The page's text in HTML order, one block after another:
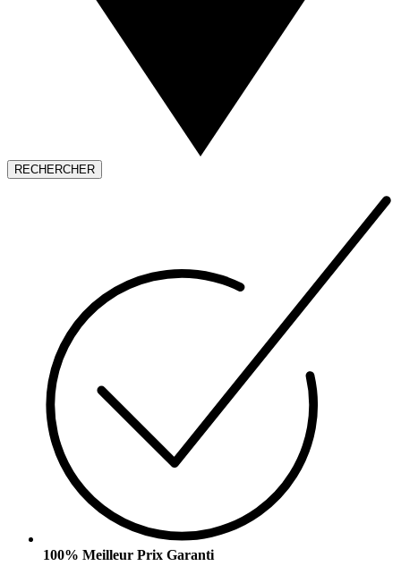
RECHERCHER
100% Meilleur Prix Garanti